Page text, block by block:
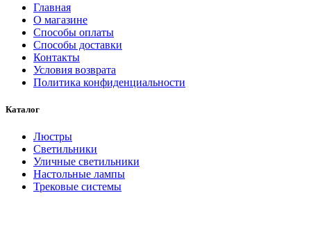
Главная
О магазине
Способы оплаты
Способы доставки
Контакты
Условия возврата
Политика конфиденциальности
Каталог
Люстры
Светильники
Уличные светильники
Настольные лампы
Трековые системы